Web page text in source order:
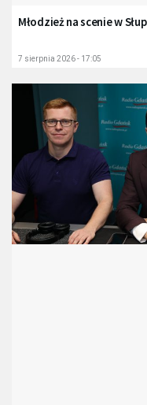
Młodzież na scenie w
7 sierpnia 2026 - 17:05